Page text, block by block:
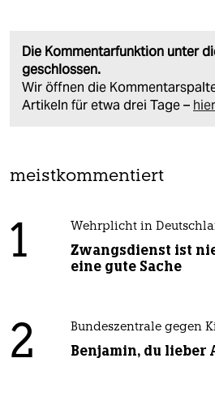
Die Kommentarfunktion unter
geschlossen.
Wir öffnen die
Artikeln für etwa drei Tage –
meistkommentiert
1 Wehrplicht in
Zwangsdienst ist
eine gute Sache
2 Bundeszentrale gegen
Benjamin, du lieber